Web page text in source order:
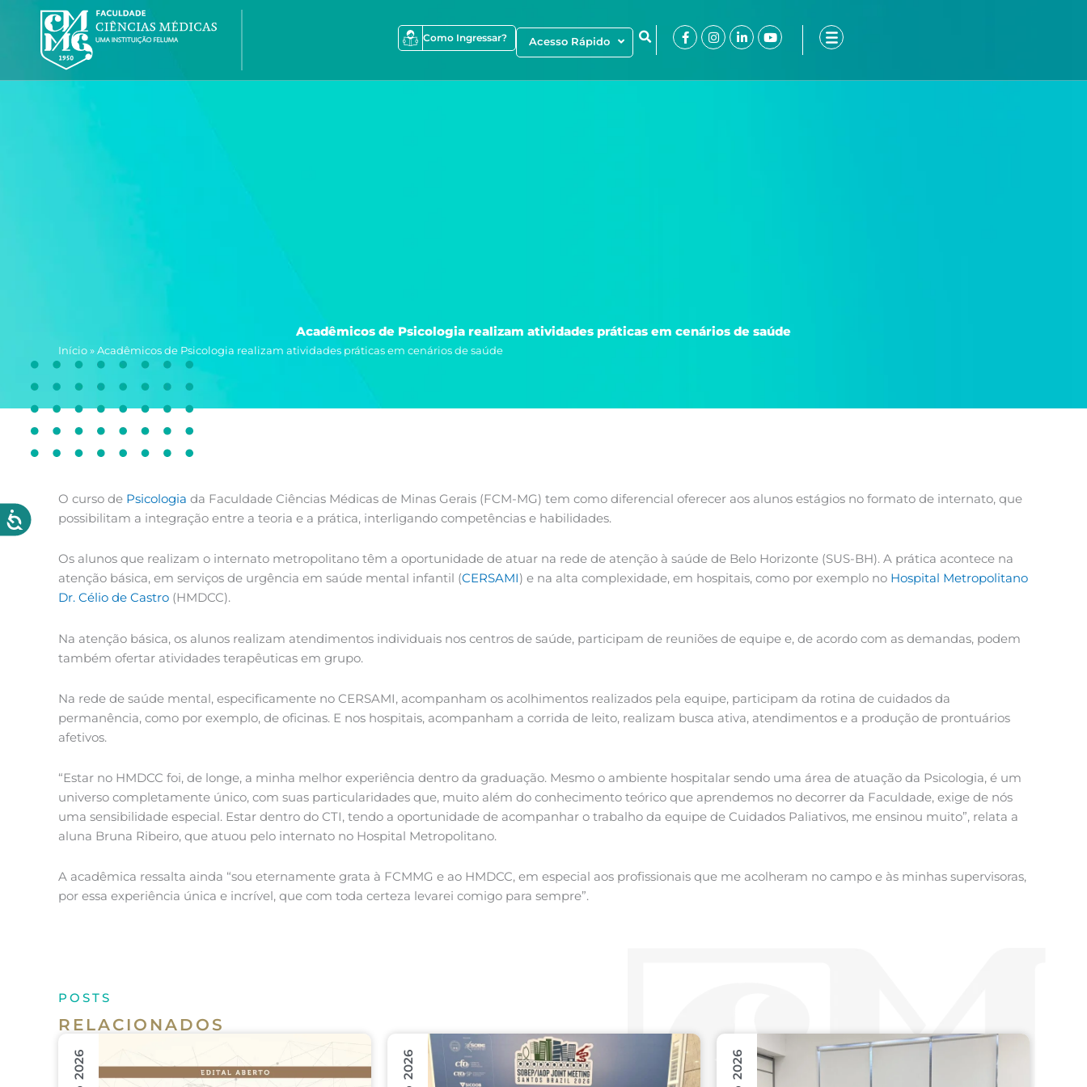
conteúdo
Como Ingressar? Acesso Rápido
Facebook-
f
Instagram
Linkedin-
in
Youtube
Acadêmicos de Psicologia realizam atividades práticas em cenários de saúde
Início » Acadêmicos de Psicologia realizam atividades práticas em cenários de saúde
O curso de Psicologia da Faculdade Ciências Médicas de Minas Gerais (FCM-MG) tem como diferencial oferecer aos alunos estágios no formato de internato, que
possibilitam a integração entre a teoria e a prática, interligando competências e habilidades.
Os alunos que realizam o internato metropolitano têm a oportunidade de atuar na rede de atenção à saúde de Belo Horizonte (SUS-BH). A prática acontece na
atenção básica, em serviços de urgência em saúde mental infantil (CERSAMI) e na alta complexidade, em hospitais, como por exemplo no Hospital Metropolitano
Dr. Célio de Castro (HMDCC).
Na atenção básica, os alunos realizam atendimentos individuais nos centros de saúde, participam de reuniões de equipe e, de acordo com as demandas, podem
também ofertar atividades terapêuticas em grupo.
Na rede de saúde mental, especificamente no CERSAMI, acompanham os acolhimentos realizados pela equipe, participam da rotina de cuidados da
permanência, como por exemplo, de oficinas. E nos hospitais, acompanham a corrida de leito, realizam busca ativa, atendimentos e a produção de prontuários
afetivos.
“Estar no HMDCC foi, de longe, a minha melhor experiência dentro da graduação. Mesmo o ambiente hospitalar sendo uma área de atuação da Psicologia, é um
universo completamente único, com suas particularidades que, muito além do conhecimento teórico que aprendemos no decorrer da Faculdade, exige de nós
uma sensibilidade especial. Estar dentro do CTI, tendo a oportunidade de acompanhar o trabalho da equipe de Cuidados Paliativos, me ensinou muito”, relata a
aluna Bruna Ribeiro, que atuou pelo internato no Hospital Metropolitano.
A acadêmica ressalta ainda “sou eternamente grata à FCMMG e ao HMDCC, em especial aos profissionais que me acolheram no campo e às minhas supervisoras,
por essa experiência única e incrível, que com toda certeza levarei comigo para sempre”.
POSTS
RELACIONADOS